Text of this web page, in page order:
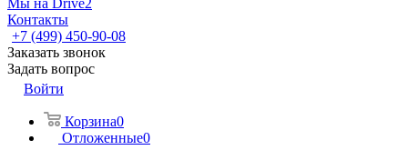
Мы на Drive2
Контакты
+7 (499) 450-90-08
Заказать звонок
Задать вопрос
Войти
Корзина0
Отложенные0